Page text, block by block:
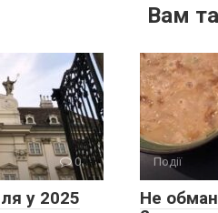
Вам
0
у 2025
Події
Не